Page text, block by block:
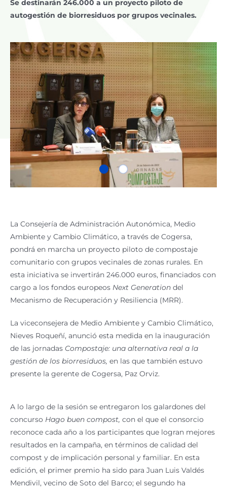
Se destinarán 246.000 a un proyecto piloto de
autogestión de biorresiduos por grupos vecinales.
La Consejería de Administración Autonómica, Medio
Ambiente y Cambio Climático, a través de Cogersa,
pondrá en marcha un proyecto piloto de compostaje
comunitario con grupos vecinales de zonas rurales. En
esta iniciativa se invertirán 246.000 euros, financiados con
cargo a los fondos europeos Next Generation del
Mecanismo de Recuperación y Resiliencia (MRR).
La viceconsejera de Medio Ambiente y Cambio Climático,
Nieves Roqueñí, anunció esta medida en la inauguración
de las jornadas Compostaje: una alternativa real a la
gestión de los biorresiduos, en las que también estuvo
presente la gerente de Cogersa, Paz Orviz.
A lo largo de la sesión se entregaron los galardones del
concurso Hago buen compost, con el que el consorcio
reconoce cada año a los participantes que logran mejores
resultados en la campaña, en términos de calidad del
compost y de implicación personal y familiar. En esta
edición, el primer premio ha sido para Juan Luis Valdés
Mendivil, vecino de Soto del Barco; el segundo ha